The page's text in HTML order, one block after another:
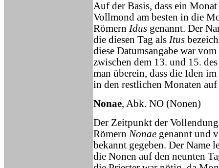
Auf der Basis, dass ein
Vollmond am besten in die
Römern Idus genannt. Der
die diesen Tag als Itus
diese Datumsangabe war
zwischen dem 13. und 15.
man überein, dass die Iden
in den restlichen Monaten
Nonae, Abk. NO (Nonen)
Der Zeitpunkt der
Römern Nonae genannt und
bekannt gegeben. Der Name
die Nonen auf den neunten